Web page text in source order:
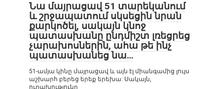
Նա մայրացավ 51 տարեկանում
և շրջապատում սկսեցին նրան
քարկոծել, սակայն կնոջ
պատասխանը ընդմիշտ լռեցրեց
չարախոսներին, ահա թե ինչ
պատասխանեց նա…
51-ամյա կինը մայրացավ և այն էլ միանգամից լույս
աշխարհ բերեց երեք երեխա: Սակայն,
ուրախությունը